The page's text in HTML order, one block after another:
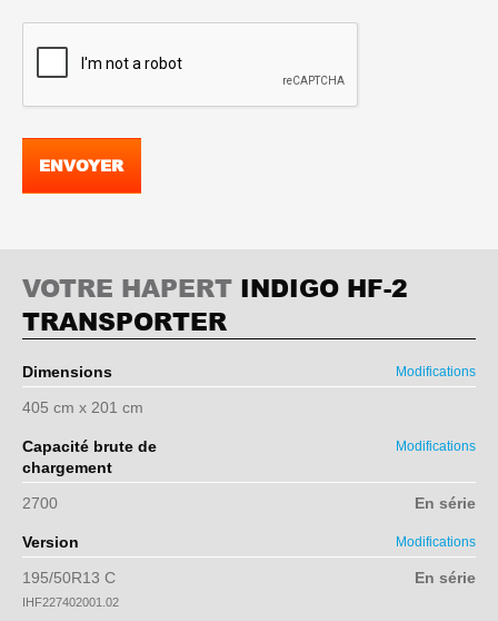
ENVOYER
VOTRE HAPERT INDIGO HF-2
TRANSPORTER
Dimensions Modifications
405 cm x 201 cm
Capacité brute de
chargement
Modifications
2700 En série
Version Modifications
En série
195/50R13 C
IHF227402001.02